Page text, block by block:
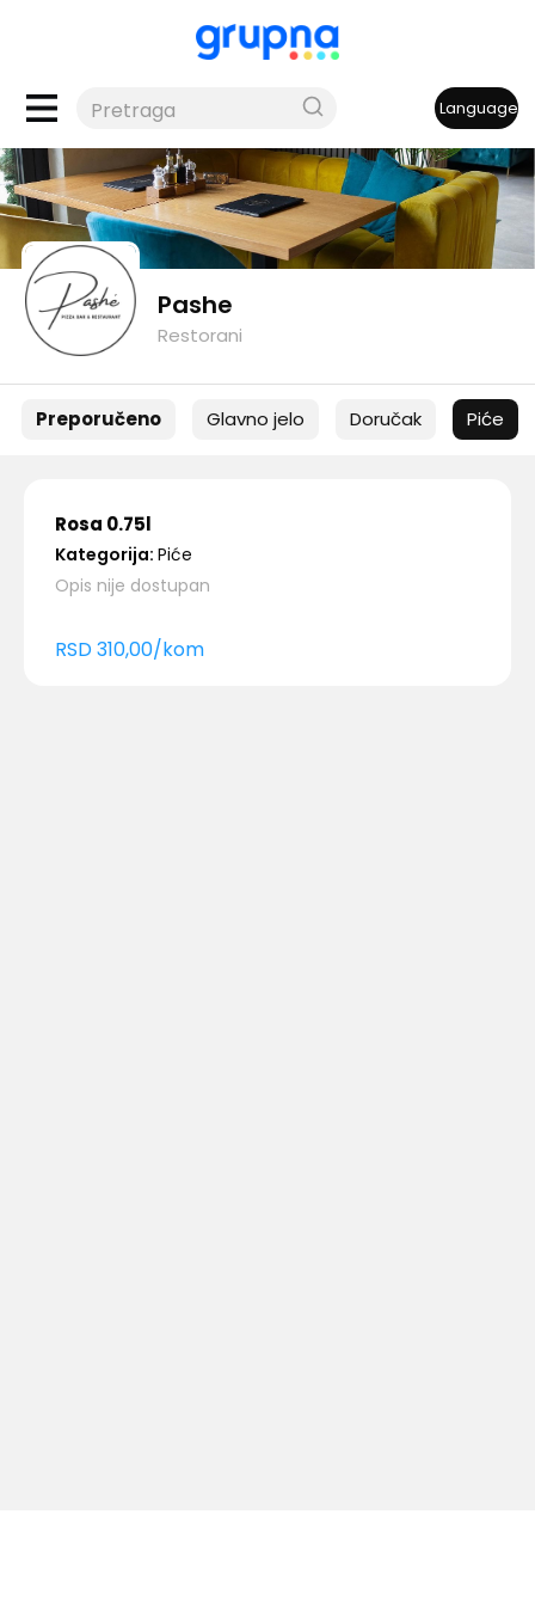
Language
Pashe
Restorani
Preporučeno Glavno jelo Doručak Piće
Rosa 0.75l
Kategorija: Piće
Opis nije dostupan
RSD310,00/kom